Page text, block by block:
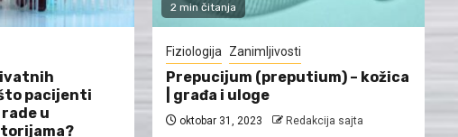
pacijenti
u
2 min čitanja
Fiziologija Zanimljivosti
Prepucijum (preputium) – kožica
| građa i uloge
oktobar 31, 2023 Redakcija sajta